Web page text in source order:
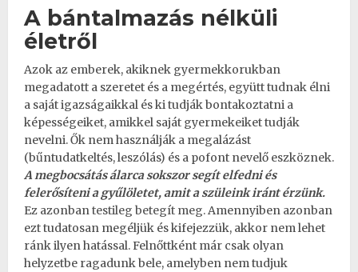
A bántalmazás nélküli
életről
Azok az emberek, akiknek gyermekkorukban
megadatott a szeretet és a megértés, együtt tudnak élni
a saját igazságaikkal és ki tudják bontakoztatni a
képességeiket, amikkel saját gyermekeiket tudják
nevelni. Ők nem használják a megalázást
(bűntudatkeltés, leszólás) és a pofont nevelő eszköznek.
A megbocsátás álarca sokszor segít elfedni és
felerősíteni a gyűlöletet, amit a szüleink iránt érzünk.
Ez azonbantestileg betegít meg. Amennyiben azonban
ezt tudatosan megéljük és kifejezzük, akkor nem lehet
ránk ilyen hatással. Felnőttként már csak olyan
helyzetbe ragadunk bele, amelyben nem tudjuk